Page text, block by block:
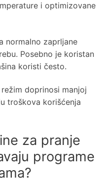
i optimizovane
normalno zaprljane
Posebno je koristan
koristi često.
doprinosi manjoj
troškova korišćenja
za pranje
programe